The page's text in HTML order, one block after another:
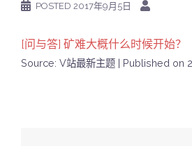
POSTED 2017年9月5日
[问与答] 矿难大概什么时候开始？
Source: V站最新主题 Published on